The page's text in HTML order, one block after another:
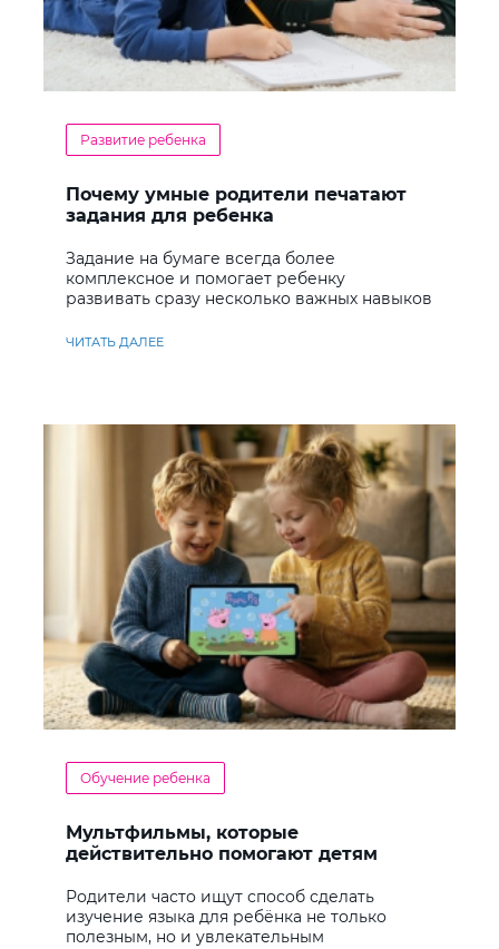
Развитие ребенка
Почему умные родители печатают
задания для ребенка
Задание на бумаге всегда более
комплексное и помогает ребенку
развивать сразу несколько важных навыков
ЧИТАТЬ ДАЛЕЕ
Обучение ребенка
Мультфильмы, которые
действительно помогают детям
Родители часто ищут способ сделать
изучение языка для ребёнка не только
полезным, но и увлекательным